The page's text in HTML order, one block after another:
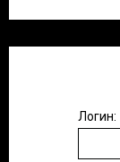
Логин: